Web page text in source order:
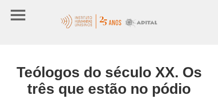
Teólogos do século XX. Os
três que estão no pódio